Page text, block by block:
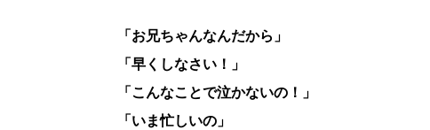
「お兄ちゃんなんだから」
「早くしなさい！」
「こんなことで泣かないの！」
「いま忙しいの」